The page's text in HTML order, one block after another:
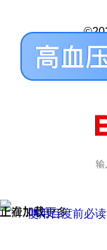
正在加载
上滑加载更多
使用百度前必